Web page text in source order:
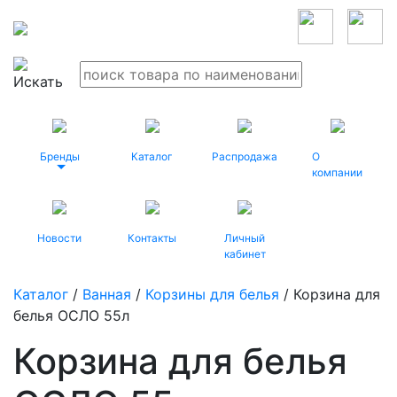
Бренды Каталог Распродажа
О
компании
Новости Контакты
Личный
кабинет
Каталог / Ванная / Корзины для белья / Корзина для
белья ОСЛО 55л
Корзина для белья